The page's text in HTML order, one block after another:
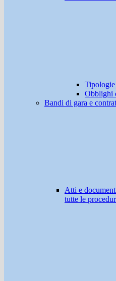
Obblighi
Bandi di gara e
Atti e
tutte le